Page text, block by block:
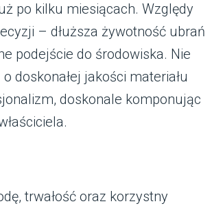
po kilku miesiącach. Względy
– dłuższa żywotność ubrań
podejście do środowiska. Nie
doskonałej jakości materiału
doskonale komponując
trwałość oraz korzystny